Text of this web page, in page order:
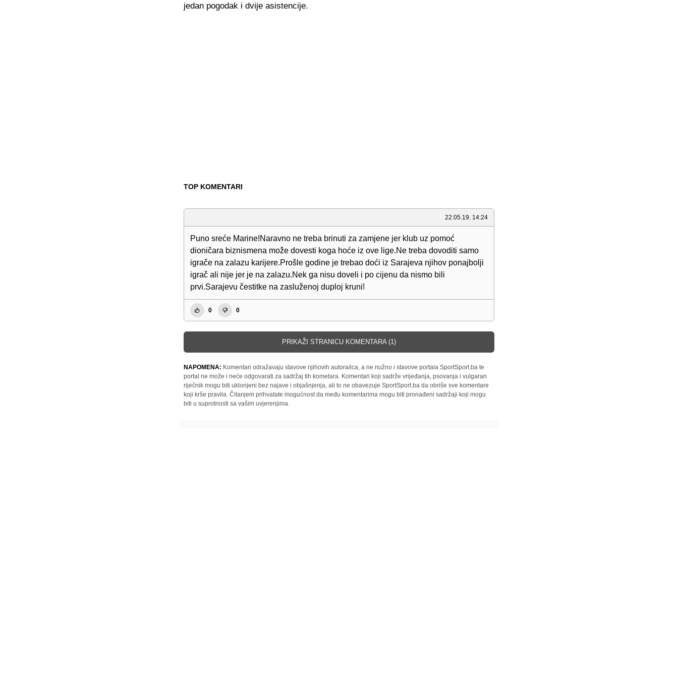
jedan pogodak i dvije asistencije.
TOP KOMENTARI
22.05.19. 14:24
Puno sreće Marine!Naravno ne treba brinuti za zamjene jer klub uz pomoć
dioničara biznismena može dovesti koga hoće iz ove lige.Ne treba dovoditi samo
igrače na zalazu karijere.Prošle godine je trebao doći iz Sarajeva njihov ponajbolji
igrač ali nije jer je na zalazu.Nek ga nisu doveli i po cijenu da nismo bili
prvi.Sarajevu čestitke na zasluženoj duploj kruni!
0 0
PRIKAŽI STRANICU KOMENTARA (1)
NAPOMENA: Komentari odražavaju stavove njihovih autora/ica, a ne nužno i stavove portala SportSport.ba te
portal ne može i neće odgovarati za sadržaj tih kometara. Komentari koji sadrže vrijeđanja, psovanja i vulgaran
riječnik mogu biti uklonjeni bez najave i objašnjenja, ali to ne obavezuje SportSport.ba da obriše sve komentare
koji krše pravila. Čitanjem prihvatate mogućnost da među komentarima mogu biti pronađeni sadržaji koji mogu
biti u suprotnosti sa vašim uvjerenjima.